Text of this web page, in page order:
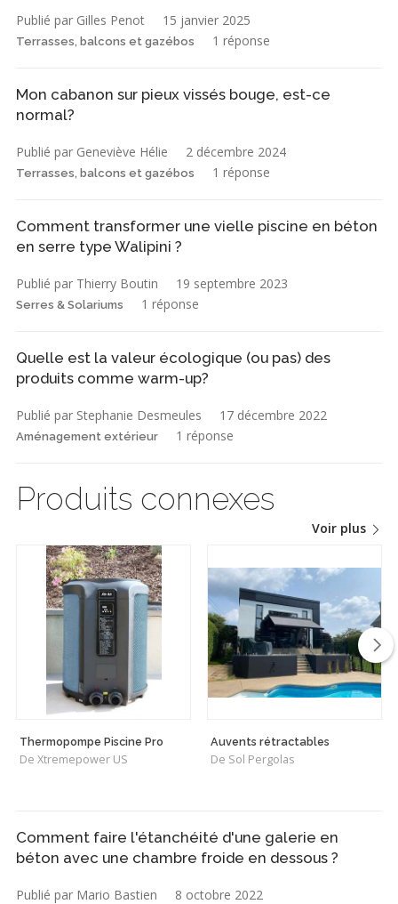
Publié par Gilles Penot 15 janvier 2025
Terrasses, balcons et gazébos 1 réponse
Mon cabanon sur pieux vissés bouge, est-ce
normal?
Publié par Geneviève Hélie 2 décembre 2024
Terrasses, balcons et gazébos 1 réponse
Comment transformer une vielle piscine en béton
en serre type Walipini ?
Publié par Thierry Boutin 19 septembre 2023
Serres & Solariums 1 réponse
Quelle est la valeur écologique (ou pas) des
produits comme warm-up?
Publié par Stephanie Desmeules 17 décembre 2022
Aménagement extérieur 1 réponse
Produits connexes
Voir plus
Thermopompe Piscine Pro
De Xtremepower US
Auvents rétractables
De Sol Pergolas
Comment faire l'étanchéité d'une galerie en
béton avec une chambre froide en dessous ?
Publié par Mario Bastien 8 octobre 2022